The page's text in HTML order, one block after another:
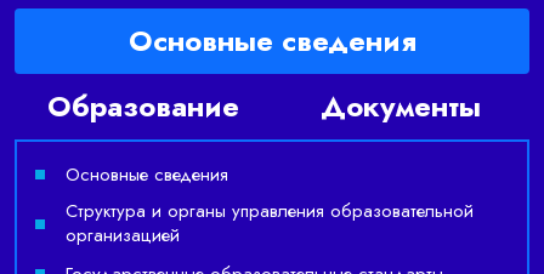
Основные сведения
Образование
Документы
Основные сведения
Структура и органы управления образовательной
организацией